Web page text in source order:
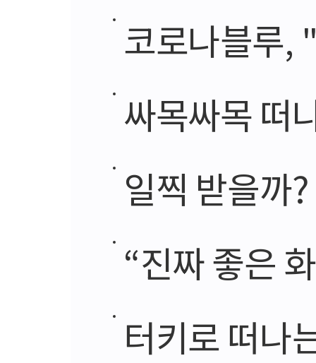
코로나블루,
싸목싸목 떠
일찍 받을까
“진짜 좋은
터키로 떠나